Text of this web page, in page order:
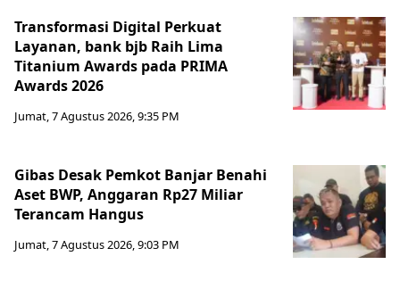
Transformasi Digital Perkuat
Layanan, bank bjb Raih Lima
Titanium Awards pada PRIMA
Awards 2026
Jumat, 7 Agustus 2026, 9:35 PM
Gibas Desak Pemkot Banjar Benahi
Aset BWP, Anggaran Rp27 Miliar
Terancam Hangus
Jumat, 7 Agustus 2026, 9:03 PM